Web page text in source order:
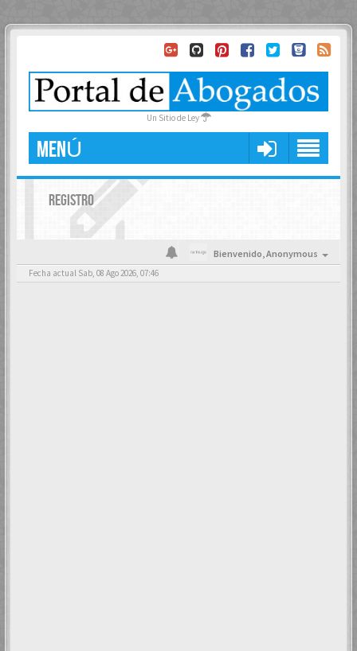
Un Sitio de Ley
MENÚ
REGISTRO
Bienvenido,Anonymous
Fecha actual Sab, 08 Ago 2026, 07:46